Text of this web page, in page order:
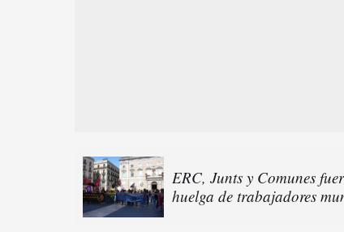
ERC, Junts y Comunes
huelga de trabajadores